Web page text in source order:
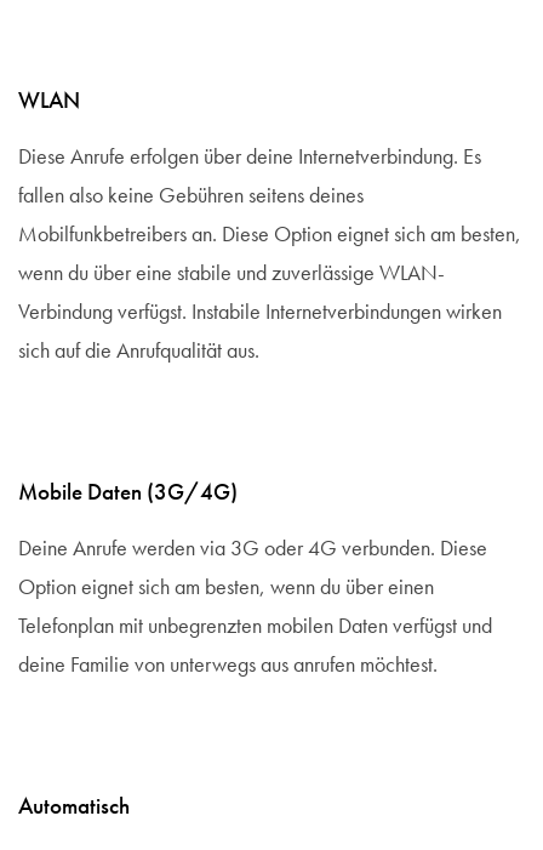
WLAN
Diese Anrufe erfolgen über deine Internetverbindung. Es
fallen also keine Gebühren seitens deines
Mobilfunkbetreibers an. Diese Option eignet sich am besten,
wenn du über eine stabile und zuverlässige WLAN-
Verbindung verfügst. Instabile Internetverbindungen wirken
sich auf die Anrufqualität aus.
Mobile Daten (3G/4G)
Deine Anrufe werden via 3G oder 4G verbunden. Diese
Option eignet sich am besten, wenn du über einen
Telefonplan mit unbegrenzten mobilen Daten verfügst und
deine Familie von unterwegs aus anrufen möchtest.
Automatisch